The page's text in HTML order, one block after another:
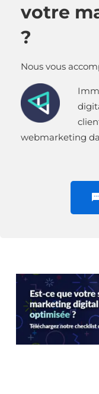
votre
?
Nous vous
webmarketing